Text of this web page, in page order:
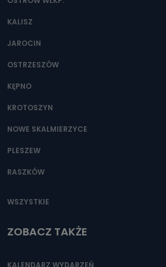
Można to zrobić pod numerem telefonu
e-mailowo pod adresem:
KALISZ
JAROCIN
OSTRZESZÓW
KĘPNO
KROTOSZYN
NOWE SKALMIERZYCE
PLESZEW
RASZKÓW
WSZYSTKIE
ZOBACZ TAKŻE
KALENDARZ WYDARZEŃ